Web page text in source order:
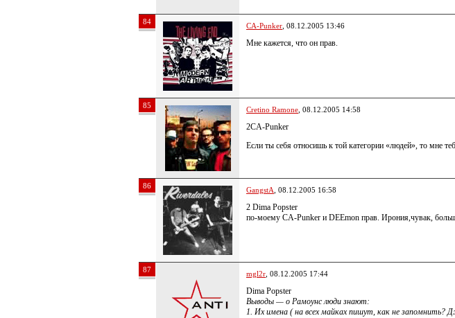
84 CA-Punker , 08.12.2005 13:46
Мне кажется, что он прав.
85 Cretino Ramone , 08.12.2005 14:58
2CA-Punker
Если ты себя относишь к той категории «людей», то мне
86 GangstA , 08.12.2005 16:58
2 Dima Popster
по-моему CA-Punker и DEEmon прав. Ирония,чувак,
87 mgl2r , 08.12.2005 17:44
Dima Popster
Выводы — о Рамоунс люди знают:
1. Их имена ( на всех майках пишут, как не запомнить?